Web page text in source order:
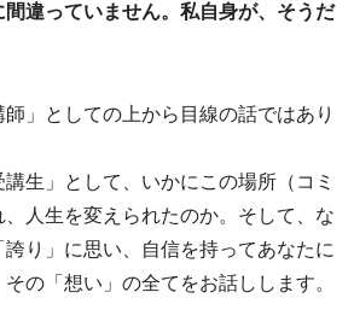
違っていません。私自身が、そうだ
」としての上から目線の話ではあり
生」として、いかにこの場所（コミ
、人生を変えられたのか。そして、な
り」に思い、自信を持ってあなたに
の「想い」の全てをお話しします。